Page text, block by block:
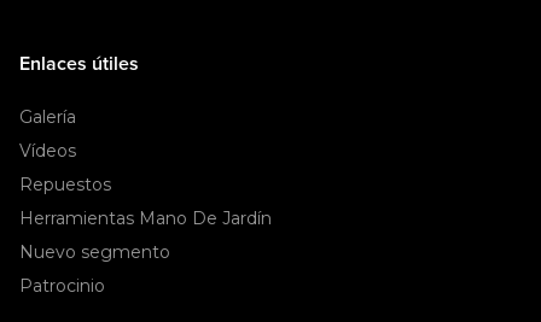
Enlaces útiles
Galería
Vídeos
Repuestos
Herramientas Mano De Jardín
Nuevo segmento
Patrocinio